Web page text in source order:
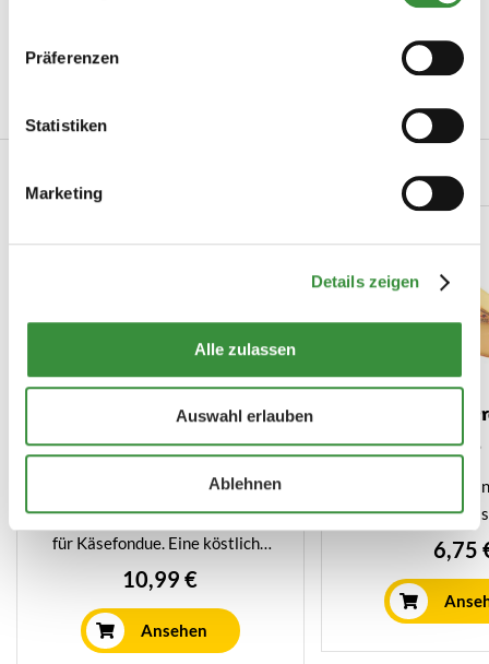
Präferenzen
Statistiken
Marketing
Details zeigen
Alle zulassen
Auswahl erlauben
Ablehnen
Hersteller
Kaltbach Schweizer
Fonduekäse
(1 reviews)
Verzehrfertiger Schweizer Käse
für Käsefondue. Eine köstliche
Kombination aus Schweizer
Emmentaler, zubereitet mit
einer sehr schmackhaften
10,99 €
Ansehen
Vielleicht
berühmtesten
Welt. Gruyère
vollmundig ist
einzigartigen
würzigen
6,75